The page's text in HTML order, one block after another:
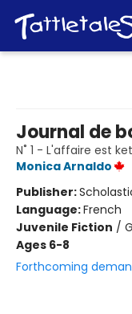
Journal de
N˚ 1 - L'affaire est
Monica Arnaldo
Publisher:
Language:French
Juvenile Fiction /
Ages 6-8
Forthcoming